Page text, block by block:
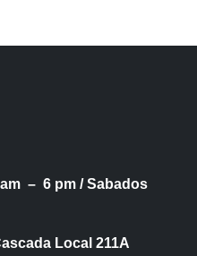
– 6 pm /Sabados
Local 211A